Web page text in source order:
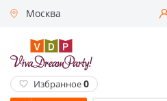
Москва
Избранное0